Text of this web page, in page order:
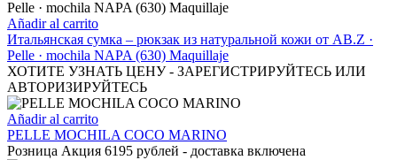
Añadir al carrito
Итальянская сумка – рюкзак из натуральной кожи от AB.Z ·
Pelle · mochila NAPA (630) Maquillaje
ХОТИТЕ УЗНАТЬ ЦЕНУ - ЗАРЕГИСТРИРУЙТЕСЬ ИЛИ
АВТОРИЗИРУЙТЕСЬ
Añadir al carrito
PELLE MOCHILA COCO MARINO
Розница Акция 6195 рублей - доставка включена